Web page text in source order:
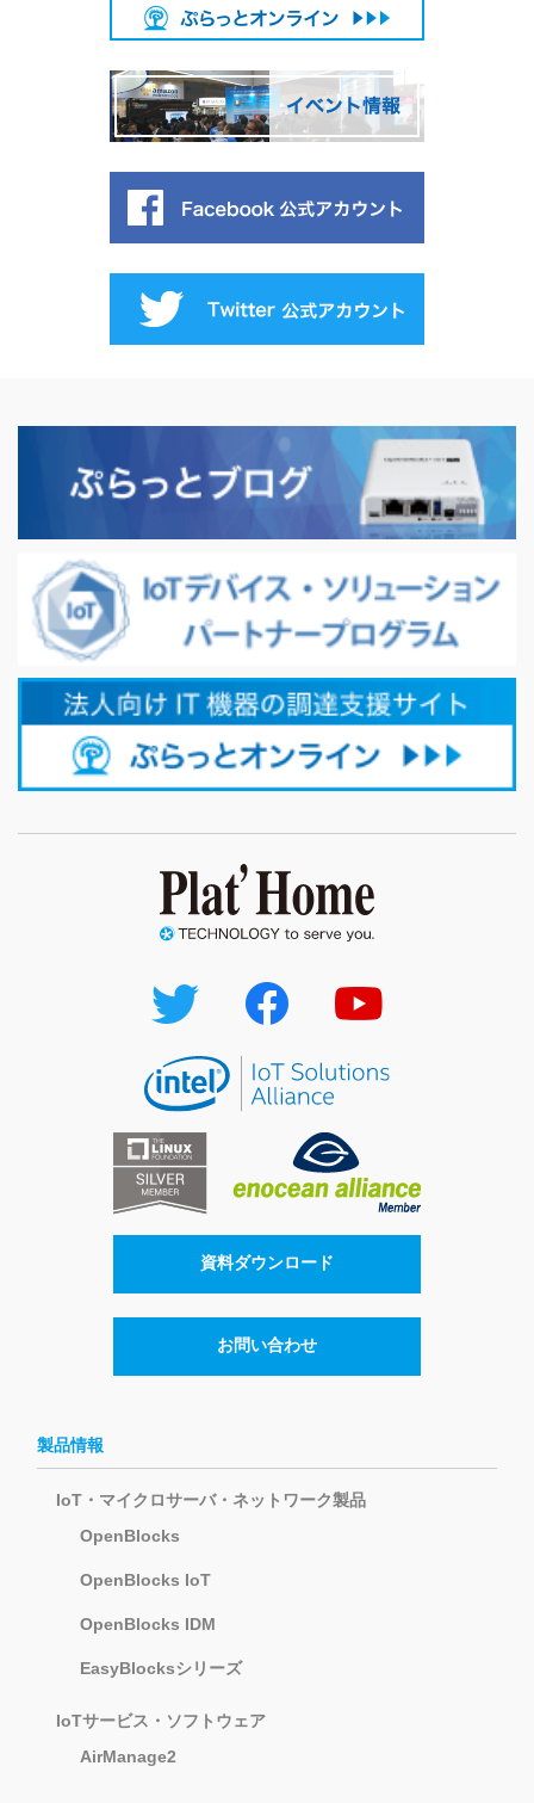
資料ダウンロード
お問い合わせ
製品情報
IoT・マイクロサーバ・ネットワーク製品
OpenBlocks
OpenBlocks IoT
OpenBlocks IDM
EasyBlocksシリーズ
IoTサービス・ソフトウェア
AirManage2